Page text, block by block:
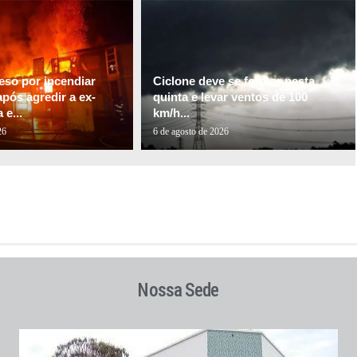
por incendiar
agredir a ex-
e...
Ciclone deve se formar nesta
quinta e levar ventos de 100
km/h...
6 de agosto de 2026
Nossa Sede